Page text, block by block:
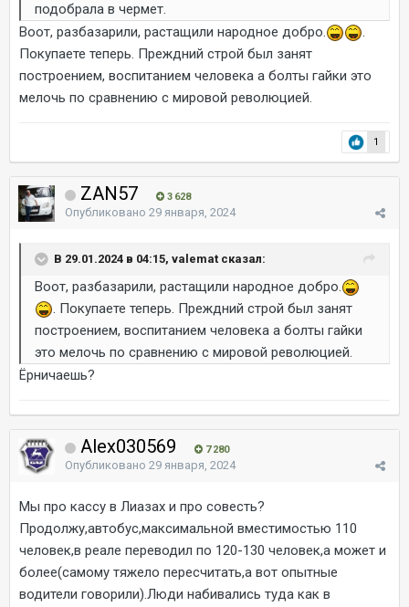
подобрала в чермет.
Воот, разбазарили, растащили народное добро.
.
Покупаете теперь. Преждний строй был занят
построением, воспитанием человека а болты гайки это
мелочь по сравнению с мировой революцией.
1
ZAN57 3 628
Опубликовано 29 января, 2024
В 29.01.2024 в 04:15, valemat сказал:
Воот, разбазарили, растащили народное добро.
. Покупаете теперь. Преждний строй был занят
построением, воспитанием человека а болты гайки
это мелочь по сравнению с мировой революцией.
Ёрничаешь?
Alex030569 7 280
Опубликовано 29 января, 2024
Мы про кассу в Лиазах и про совесть?
Продолжу,автобус,максимальной вместимостью 110
человек,в реале переводил по 120-130 человек,а может и
более(самому тяжело пересчитать,а вот опытные
водители говорили).Люди набивались туда как в